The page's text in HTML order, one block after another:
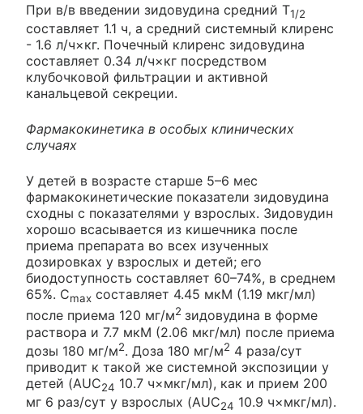
При в/в введении зидовудина средний T1/2
составляет 1.1 ч, а средний системный клиренс
- 1.6 л/ч×кг. Почечный клиренс зидовудина
составляет 0.34 л/ч×кг посредством
клубочковой фильтрации и активной
канальцевой секреции.
Фармакокинетика в особых клинических
случаях
У детей в возрасте старше 5–6 мес
фармакокинетические показатели зидовудина
сходны с показателями у взрослых. Зидовудин
хорошо всасывается из кишечника после
приема препарата во всех изученных
дозировках у взрослых и детей; его
биодоступность составляет 60–74%, в среднем
65%. Cmax составляет 4.45 мкМ (1.19 мкг/мл)
после приема 120 мг/м2 зидовудина в форме
раствора и 7.7 мкМ (2.06 мкг/мл) после приема
дозы 180 мг/м2. Доза 180 мг/м2 4 раза/сут
приводит к такой же системной экспозиции у
детей (AUC24 10.7 ч×мкг/мл), как и прием 200
мг 6 раз/сут у взрослых (AUC24 10.9 ч×мкг/мл).